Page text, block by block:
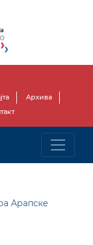
Архива
Арапске